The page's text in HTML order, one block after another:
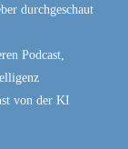
durchgeschaut
Podcast,
von der KI